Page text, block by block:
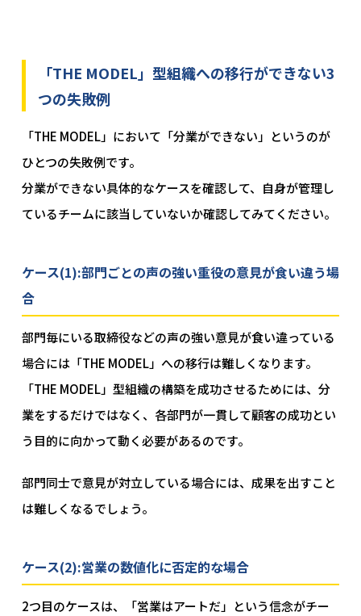
「THE MODEL」型組織への移行ができない3
つの失敗例
「THE MODEL」において「分業ができない」というのが
ひとつの失敗例です。
分業ができない具体的なケースを確認して、自身が管理し
ているチームに該当していないか確認してみてください。
ケース(1):部門ごとの声の強い重役の意見が食い違う場
合
部門毎にいる取締役などの声の強い意見が食い違っている
場合には「THE MODEL」への移行は難しくなります。
「THE MODEL」型組織の構築を成功させるためには、分
業をするだけではなく、各部門が一貫して顧客の成功とい
う目的に向かって動く必要があるのです。
部門同士で意見が対立している場合には、成果を出すこと
は難しくなるでしょう。
ケース(2):営業の数値化に否定的な場合
2つ目のケースは、「営業はアートだ」という信念がチー